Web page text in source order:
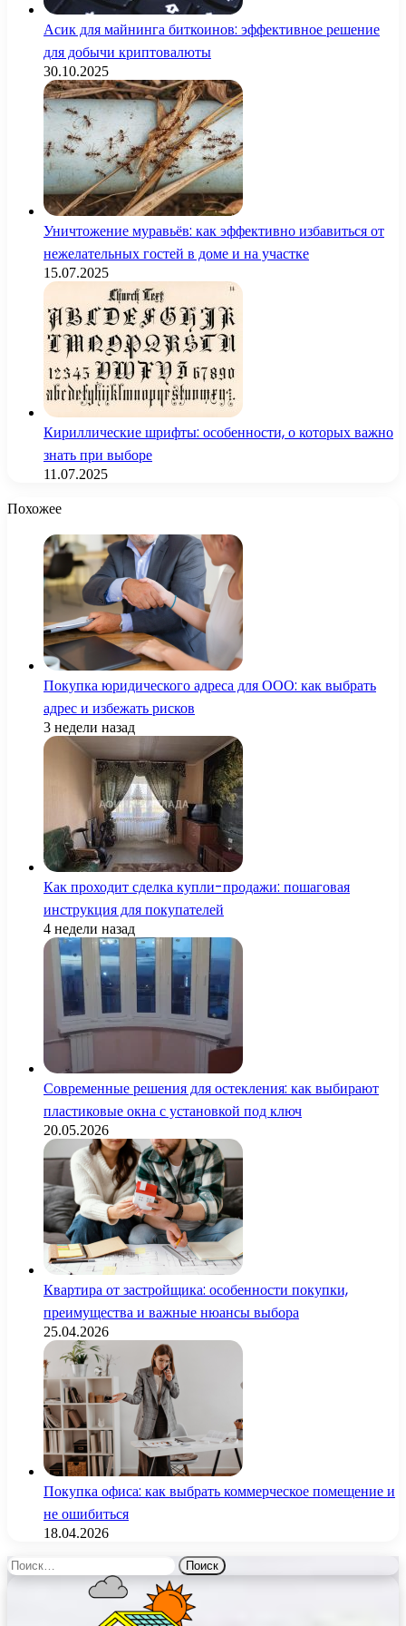
Асик для майнинга биткоинов: эффективное решение
для добычи криптовалюты
30.10.2025
Уничтожение муравьёв: как эффективно избавиться от
нежелательных гостей в доме и на участке
15.07.2025
Кириллические шрифты: особенности, о которых важно
знать при выборе
11.07.2025
Похожее
Покупка юридического адреса для ООО: как выбрать
адрес и избежать рисков
3 недели назад
Как проходит сделка купли-продажи: пошаговая
инструкция для покупателей
4 недели назад
Современные решения для остекления: как выбирают
пластиковые окна с установкой под ключ
20.05.2026
Квартира от застройщика: особенности покупки,
преимущества и важные нюансы выбора
25.04.2026
Покупка офиса: как выбрать коммерческое помещение и
не ошибиться
18.04.2026
Найти: